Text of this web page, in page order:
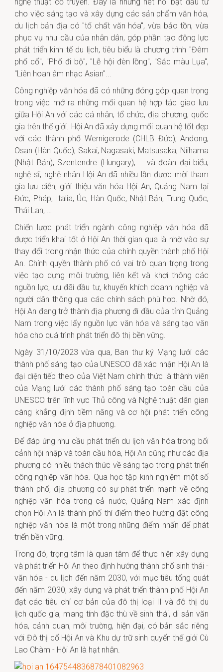
cho việc sáng tạo và xây dựng các sản phẩm văn hóa,
du lịch bản địa có "tố chất văn hóa", vừa bảo tồn, vừa
phục vụ nhu cầu của nhân dân, góp phần tạo động lực
phát triển kinh tế du lịch, tiêu biểu là chương trình "Đêm
phố cổ", "Phố đi bộ", "Lễ hội đèn lồng", "Sắc màu Lụa",
"Liên hoan âm nhạc Asian"...
Công nghiệp văn hóa đã có những đóng góp quan trọng
trong việc mở ra những mối quan hệ hợp tác giao lưu
giữa Hội An với các cá nhân, tổ chức, địa phương, quốc
gia trên thế giới. Hội An đã xây dựng mối quan hệ tốt đẹp
với các thành phố Wernigerode (CHLB Đức); Andong,
Osan (Hàn Quốc); Sakai, Nagasaki, Matsusaka, Niihama
(Nhật Bản), Szentendre (Hungary), … và đoàn đại biểu,
nghệ sĩ, nghệ nhân Hội An đã nhiều lần được mời tham
gia lưu diễn, giới thiệu văn hóa Hội An, Quảng Nam tại
Đức, Pháp, Italia, Úc, Hàn Quốc, Nhật Bản, Trung Quốc,
Thái Lan, …
Chiến lược phát triển ngành công nghiệp văn hóa đã
được triển khai tốt ở Hội An thời gian qua là nhờ vào sự
thay đổi trong nhận thức của chính quyền thành phố Hội
An. Chính quyền thành phố có vai trò quan trọng trong
việc tạo dựng môi trường, liên kết và khơi thông các
nguồn lực, ưu đãi đầu tư, khuyến khích doanh nghiệp và
người dân thông qua các chính sách phù hợp. Nhờ đó,
Hội An đang trở thành địa phương đi đầu của tỉnh Quảng
Nam trong việc lấy nguồn lực văn hóa và sáng tạo văn
hóa cho quá trình phát triển đô thị bền vững.
Ngày 31/10/2023 vừa qua, Ban thư ký Mạng lưới các
thành phố sáng tạo của UNESCO đã xác nhận Hội An là
đại diện tiếp theo của Việt Nam chính thức là thành viên
của Mạng lưới các thành phố sáng tạo toàn cầu của
UNESCO trên lĩnh vực Thủ công và Nghệ thuật dân gian
càng khẳng định tiềm năng và cơ hội phát triển công
nghiệp văn hóa ở địa phương.
Để đáp ứng nhu cầu phát triển du lịch văn hóa trong bối
cảnh hội nhập và toàn cầu hóa, Hội An cũng như các địa
phương có nhiều thách thức về sáng tạo trong phát triển
công nghiệp văn hóa. Qua học tập kinh nghiệm một số
thành phố, địa phương có sự phát triển mạnh về công
nghiệp văn hóa trong cả nước, Quảng Nam xác định
chọn Hội An là thành phố thí điểm theo hướng đặt công
nghiệp văn hóa là một trong những điểm nhấn để phát
triển bền vững.
Trong đó, trọng tâm là quan tâm để thực hiện xây dựng
và phát triển Hội An theo định hướng thành phố sinh thái -
văn hóa - du lịch đến năm 2030, với mục tiêu tổng quát
đến năm 2030, xây dựng và phát triển thành phố Hội An
đạt các tiêu chí cơ bản của đô thị loại II và đô thị du
lịch quốc gia, mang tính đặc thù về sinh thái, di sản văn
hóa, cảnh quan, môi trường, hiện đại, có bản sắc riêng
với Đô thị cổ Hội An và Khu dự trữ sinh quyển thế giới Cù
Lao Chàm - Hội An là hạt nhân.